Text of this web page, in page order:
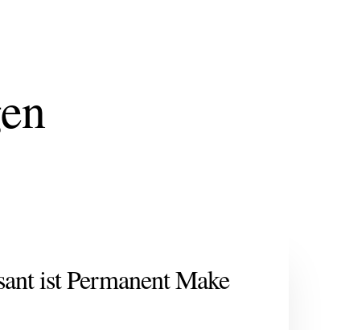
ist Permanent Make